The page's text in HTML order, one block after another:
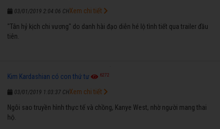
03/01/2019 2:04:06 CH
"Tân hỷ kịch chi vương" do danh hài đạo diễn hé lộ tình tiết qua trailer đầu
tiên.
Xem chi tiết
Kim Kardashian có con thứ tư 6272
03/01/2019 1:03:37 CH
Ngôi sao truyền hình thực tế và chồng, Kanye West, nhờ người mang thai
hộ.
Xem chi tiết